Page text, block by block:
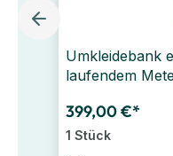
Umkleidebank
laufendem
399,00 €*
1 Stück